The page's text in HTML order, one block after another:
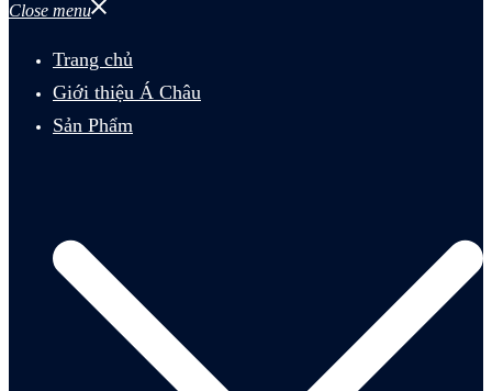
Close menu
Trang chủ
Giới thiệu Á Châu
Sản Phẩm